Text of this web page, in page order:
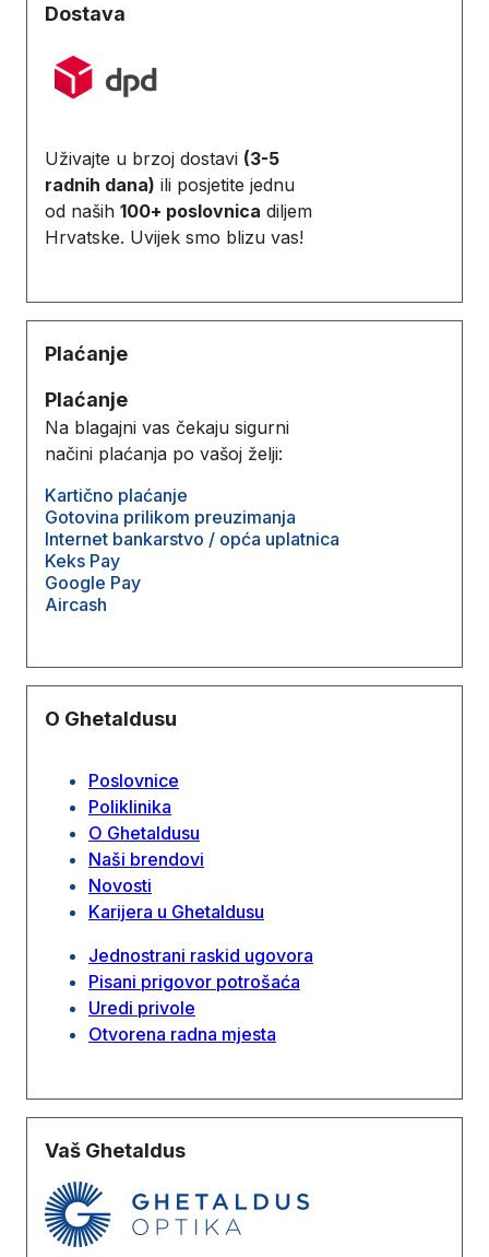
Dostava
Uživajte u brzoj dostavi (3-5
radnih dana) ili posjetite jednu
od naših 100+ poslovnica diljem
Hrvatske. Uvijek smo blizu vas!
Plaćanje
Plaćanje
Na blagajni vas čekaju sigurni
načini plaćanja po vašoj želji:
Kartično plaćanje
Gotovina prilikom preuzimanja
Internet bankarstvo / opća uplatnica
Keks Pay
Google Pay
Aircash
O Ghetaldusu
Poslovnice
Poliklinika
O Ghetaldusu
Naši brendovi
Novosti
Karijera u Ghetaldusu
Jednostrani raskid ugovora
Pisani prigovor potrošaća
Uredi privole
Otvorena radna mjesta
Vaš Ghetaldus